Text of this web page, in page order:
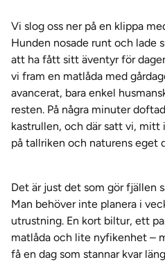
Vi slog oss ner på en klippa
Hunden nosade runt och lade
att ha fått sitt äventyr för
vi fram en matlåda med
avancerat, bara enkel
resten. På några minuter
kastrullen, och där satt vi,
på tallriken och naturens eget
Det är just det som gör fjällen
Man behöver inte planera i
utrustning. En kort biltur, ett
matlåda och lite nyfikenhet –
få en dag som stannar kvar